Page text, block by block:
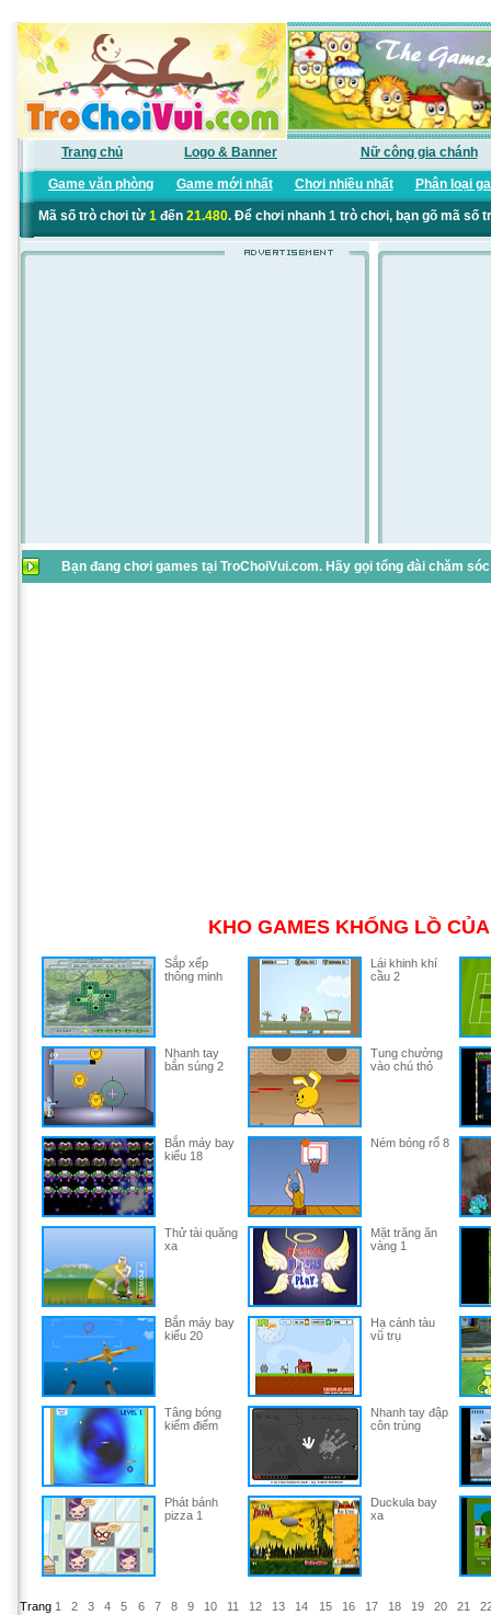
Trang chủ Logo & Banner Nữ công gia chánh
Game văn phòng Game mới nhất Chơi nhiều nhất Phân loại
Mã số trò chơi từ 1đến 21.480. Để chơi nhanh 1 trò chơi, bạn gõ mã số
Bạn đang chơi games tại TroChoiVui.com. Hãy gọi tổng đài chăm
KHO GAMES KHỔNG LỒ
Sắp xếp
thông minh
Lái khinh khí
cầu 2
Nhanh tay
bắn súng 2
Tung chưởng
vào chú thỏ
Bắn máy bay
kiểu 18
Ném bóng rổ 8
Thử tài quăng
xa
Mặt trăng ăn
vàng 1
Bắn máy bay
kiểu 20
Hạ cánh tàu
vũ trụ
Tâng bóng
kiếm điểm
Nhanh tay đập
côn trùng
Phát bánh
pizza 1
Duckula bay
xa
Trang 1 2 3 4 5 6 7 8 9 10 11 12 13 14 15 16 17 18 19 20 21